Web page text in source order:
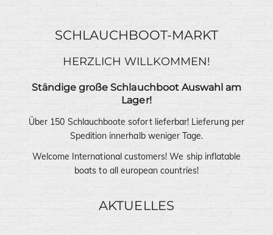
SCHLAUCHBOOT-MARKT
HERZLICH WILLKOMMEN!
Ständige große Schlauchboot Auswahl am
Lager!
Über 150 Schlauchboote sofort lieferbar! Lieferung per
Spedition innerhalb weniger Tage.
Welcome International customers! We ship inflatable
boats to all european countries!
AKTUELLES